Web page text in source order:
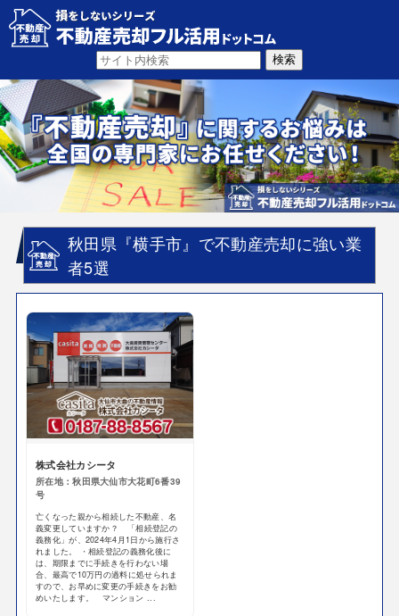
秋田県『横手市』で不動産売却に強い業
者5選
株式会社カシータ
所在地：秋田県大仙市大花町6番39
号
亡くなった親から相続した不動産、名
義変更していますか？ 「相続登記の
義務化」が、2024年4月1日から施行さ
れました。 ・相続登記の義務化後に
は、期限までに手続きを行わない場
合、最高で10万円の過料に処せられま
すので、お早めに変更の手続きをお勧
めいたします。 マンション ...